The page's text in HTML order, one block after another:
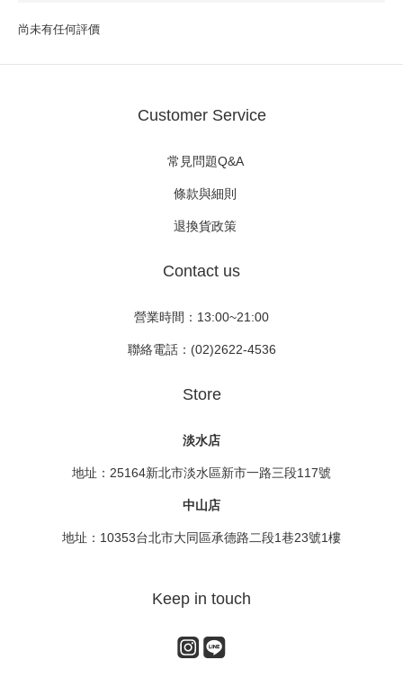
尚未有任何評價
Customer Service
常見問題Q&A
條款與細則
退換貨政策
Contact us
營業時間：13:00~21:00
聯絡電話：(02)2622-4536
Store
淡水店
地址：25164新北市淡水區新市一路三段117號
中山店
地址：10353台北市大同區承德路二段1巷23號1樓
Keep in touch